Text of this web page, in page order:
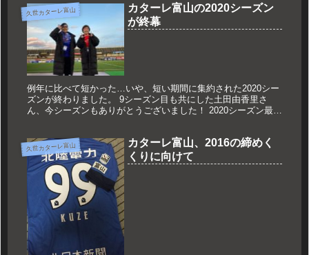
久世カターレ富山
カターレ富山の2020シーズン
が終幕
例年に比べて短かった…いや、短い期間に集約された2020シー
ズンが終わりました。 9シーズン目も共にした土田由香里さ
ん、今シーズンもありがとうございました！ 2020シーズン最終
久世カターレ富山
カターレ富山、2016の締めく
くりに向けて